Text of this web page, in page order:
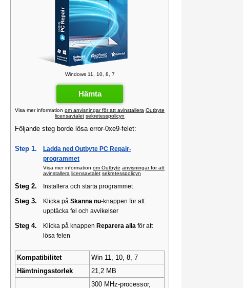
Windows 11, 10, 8, 7
Hämta
Visa mer information om anvisningar för att avinstallera Outbyte
licensavtalet sekretesspolicyn
Följande steg borde lösa error-0xe9-felet:
Step 1.
Ladda ned Outbyte PC Repair-
programmet
Visa mer information om Outbyte anvisningar för att
avinstallera licensavtalet sekretesspolicyn
Steg 2. Installera och starta programmet
Steg 3. Klicka på Skanna nu-knappen för att
upptäcka fel och avvikelser
Steg 4. Klicka på knappen Reparera alla för att
lösa felen
Kompatibilitet
Win 11, 10, 8, 7
Hämtningsstorlek
21,2 MB
300 MHz-processor,